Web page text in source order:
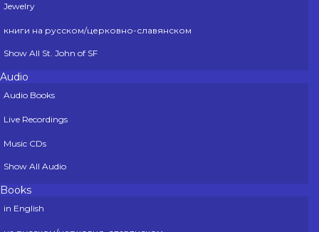
Jewelry
книги на русском/церковно-славянском
Show All St. John of SF
Audio
Audio Books
Live Recordings
Music CDs
Show All Audio
Books
in English